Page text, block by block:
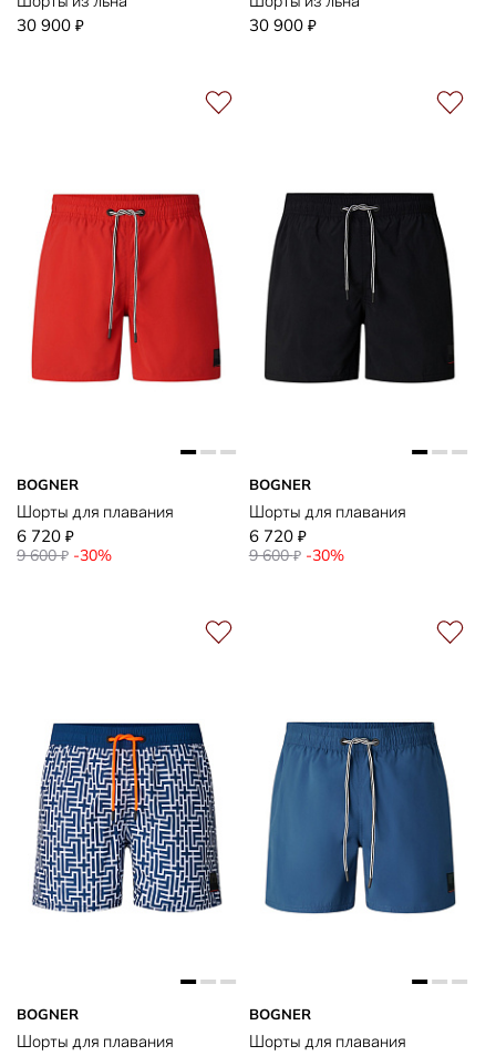
30 900 ₽ 30 900 ₽
BOGNER
Шорты для плавания
6 720 ₽
9 600₽ -30%
BOGNER
Шорты для плавания
6 720 ₽
9 600₽ -30%
BOGNER
Шорты для плавания
BOGNER
Шорты для плавания